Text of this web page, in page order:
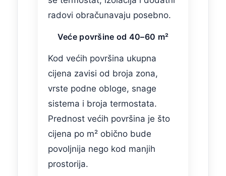
radovi obračunavaju posebno.
Veće površine od 40–60 m²
Kod većih površina ukupna
cijena zavisi od broja zona,
vrste podne obloge, snage
sistema i broja termostata.
Prednost većih površina je što
cijena po m² obično bude
povoljnija nego kod manjih
prostorija.